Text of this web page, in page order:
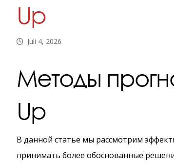
Up
Juli 4, 2026
Методы
Up
В данной статье мы рассмотрим
принимать более обоснованные